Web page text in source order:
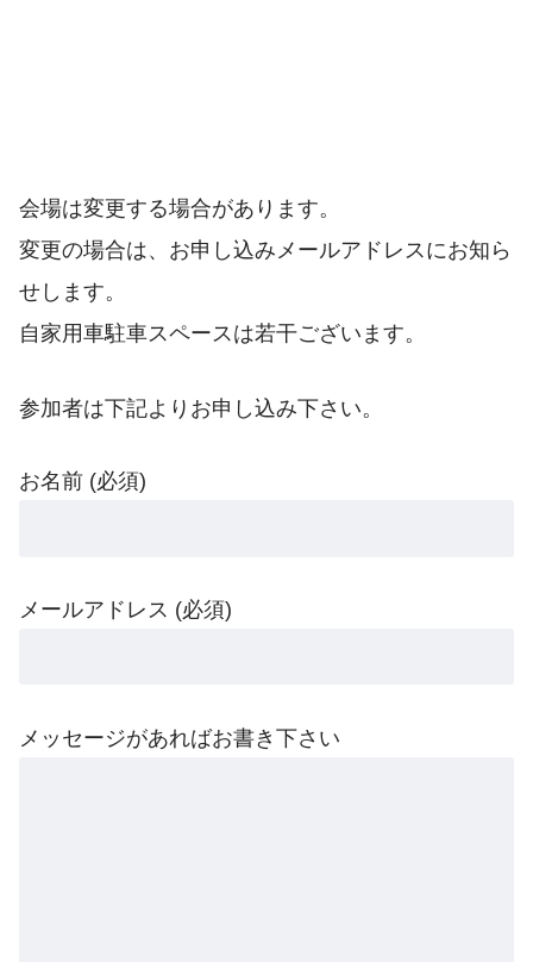
会場は変更する場合があります。
変更の場合は、お申し込みメールアドレスにお知ら
せします。
自家用車駐車スペースは若干ございます。
参加者は下記よりお申し込み下さい。
お名前 (必須)
メールアドレス (必須)
メッセージがあればお書き下さい